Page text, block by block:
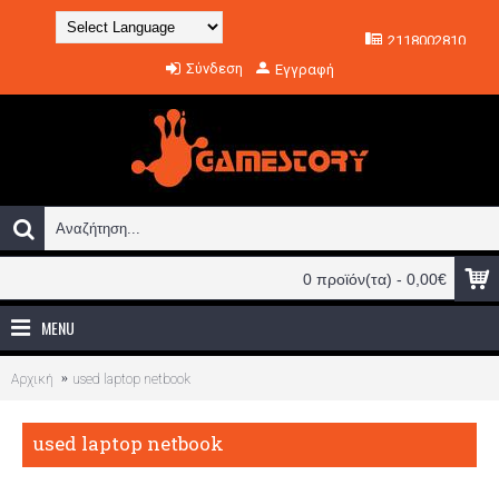
Translate
2118002810
Σύνδεση
Εγγραφή
0 προϊόν(τα) - 0,00€
MENU
Αρχική used laptop netbook
used laptop netbook